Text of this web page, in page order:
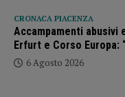
CRONACA PIACENZA
Accampamenti abusivi
Erfurt e Corso Europa:
6 Agosto 2026